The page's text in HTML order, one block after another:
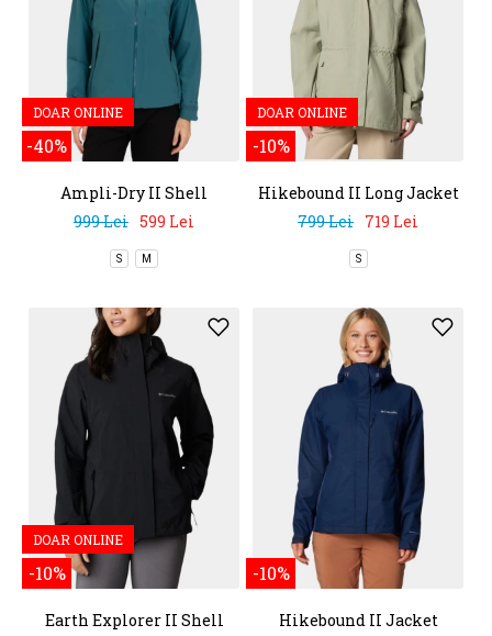
DOAR ONLINE
-40%
Ampli-Dry II Shell
999 Lei 599 Lei
S M
DOAR ONLINE
-10%
Hikebound II Long Jacket
799 Lei 719 Lei
S
DOAR ONLINE
-10%
Earth Explorer II Shell
-10%
Hikebound II Jacket